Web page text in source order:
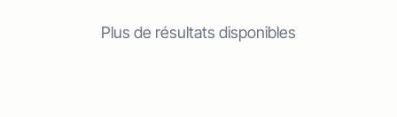
Plus de résultats disponibles